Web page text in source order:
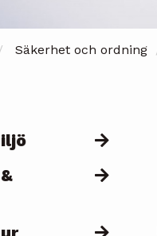
Säkerhet och ordning